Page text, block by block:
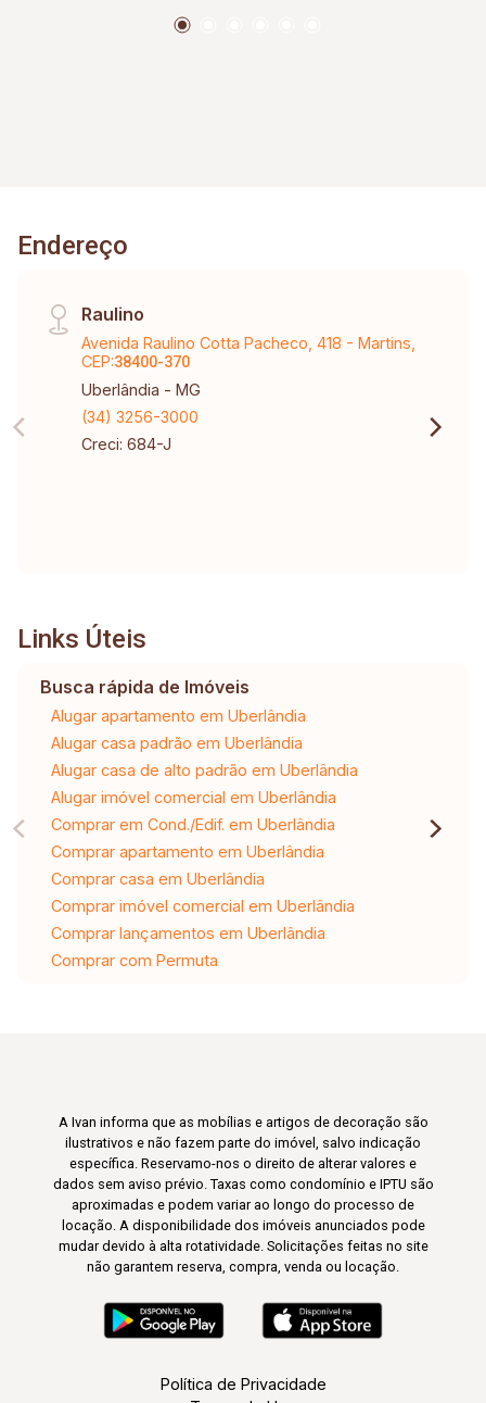
Endereço
Raulino
Avenida Raulino Cotta Pacheco, 418 - Martins,
CEP:38400-370
Uberlândia - MG
(34) 3256-3000
Creci: 684-J
Links Úteis
Busca rápida de Imóveis
Alugar apartamento em Uberlândia
Alugar casa padrão em Uberlândia
Alugar casa de alto padrão em Uberlândia
Alugar imóvel comercial em Uberlândia
Comprar em Cond./Edif. em Uberlândia
Comprar apartamento em Uberlândia
Comprar casa em Uberlândia
Comprar imóvel comercial em Uberlândia
Comprar lançamentos em Uberlândia
Comprar com Permuta
A Ivan informa que as mobílias e artigos de decoração são
ilustrativos e não fazem parte do imóvel, salvo indicação
específica. Reservamo-nos o direito de alterar valores e
dados sem aviso prévio. Taxas como condomínio e IPTU são
aproximadas e podem variar ao longo do processo de
locação. A disponibilidade dos imóveis anunciados pode
mudar devido à alta rotatividade. Solicitações feitas no site
não garantem reserva, compra, venda ou locação.
Política de Privacidade